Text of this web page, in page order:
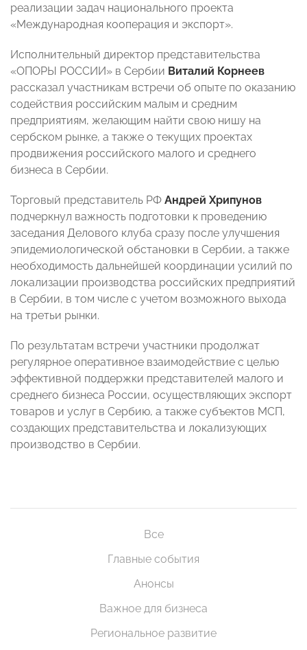
реализации задач национального проекта
«Международная кооперация и экспорт».
Исполнительный директор представительства
«ОПОРЫ РОССИИ» в Сербии Виталий Корнеев
рассказал участникам встречи об опыте по оказанию
содействия российским малым и средним
предприятиям, желающим найти свою нишу на
сербском рынке, а также о текущих проектах
продвижения российского малого и среднего
бизнеса в Сербии.
Торговый представитель РФ Андрей Хрипунов
подчеркнул важность подготовки к проведению
заседания Делового клуба сразу после улучшения
эпидемиологической обстановки в Сербии, а также
необходимость дальнейшей координации усилий по
локализации производства российских предприятий
в Сербии, в том числе с учетом возможного выхода
на третьи рынки.
По результатам встречи участники продолжат
регулярное оперативное взаимодействие с целью
эффективной поддержки представителей малого и
среднего бизнеса России, осуществляющих экспорт
товаров и услуг в Сербию, а также субъектов МСП,
создающих представительства и локализующих
производство в Сербии.
Все
Главные события
Анонсы
Важное для бизнеса
Региональное развитие